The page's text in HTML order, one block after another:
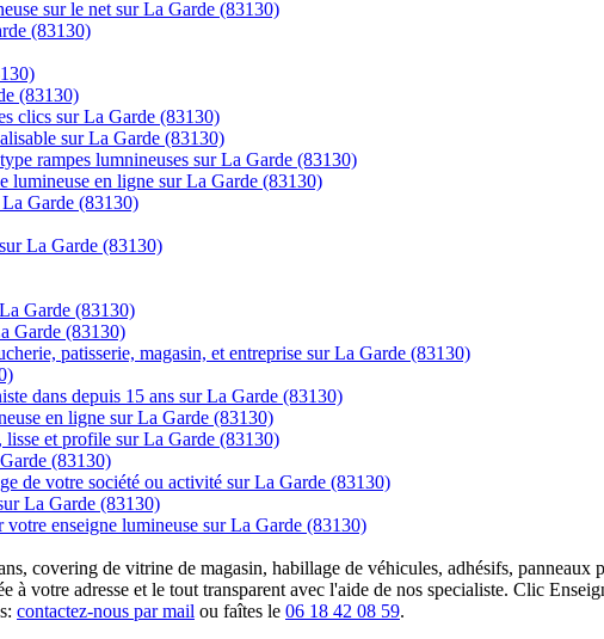
sur le net sur La Garde (83130)
(83130)
(83130)
clics sur La Garde (83130)
sur La Garde (83130)
rampes lumnineuses sur La Garde (83130)
lumineuse en ligne sur La Garde (83130)
La Garde (83130)
La Garde (83130)
Garde (83130)
Garde (83130)
patisserie, magasin, et entreprise sur La Garde (83130)
dans depuis 15 ans sur La Garde (83130)
en ligne sur La Garde (83130)
et profile sur La Garde (83130)
(83130)
de votre société ou activité sur La Garde (83130)
La Garde (83130)
enseigne lumineuse sur La Garde (83130)
covering de vitrine de magasin, habillage de véhicules, adhésifs,
à votre adresse et le tout transparent avec l'aide de nos specialiste. Clic
contactez-nous par mail ou faîtes le 06 18 42 08 59.